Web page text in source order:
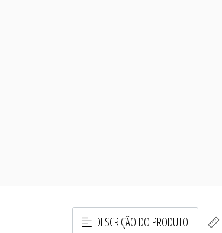
DESCRIÇÃO DO PRODUTO